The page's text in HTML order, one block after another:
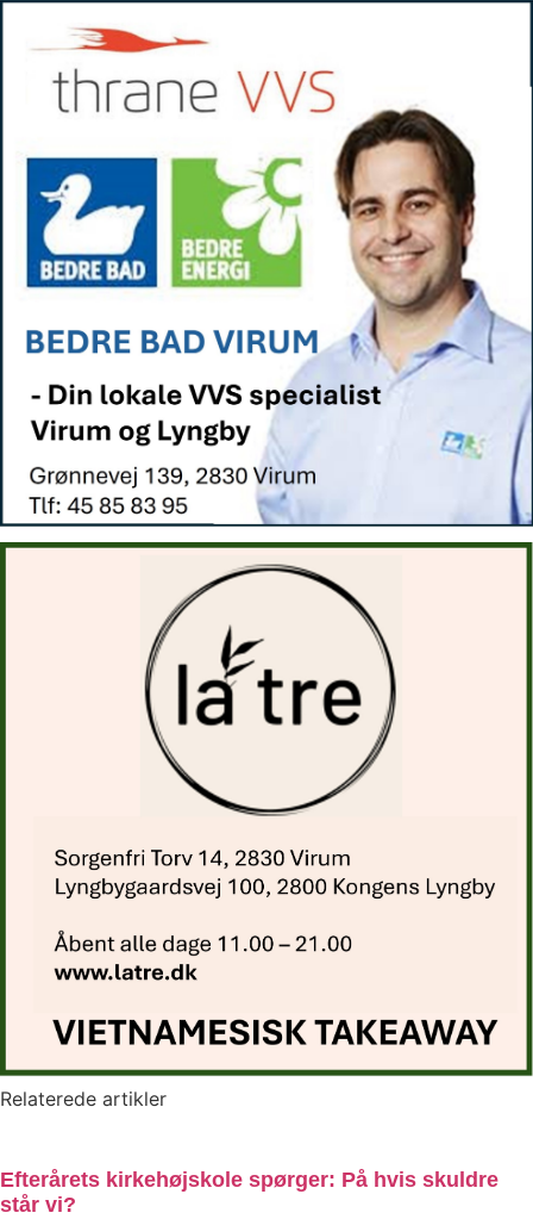
Relaterede artikler
Efterårets kirkehøjskole spørger: På hvis skuldre
står vi?